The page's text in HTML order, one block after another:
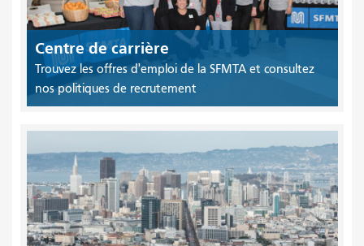
Centre de carrière
Trouvez les offres d'emploi de la SFMTA et consultez
nos politiques de recrutement